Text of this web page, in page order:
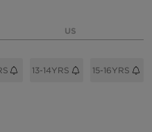
US
13-14YRS 15-16YRS